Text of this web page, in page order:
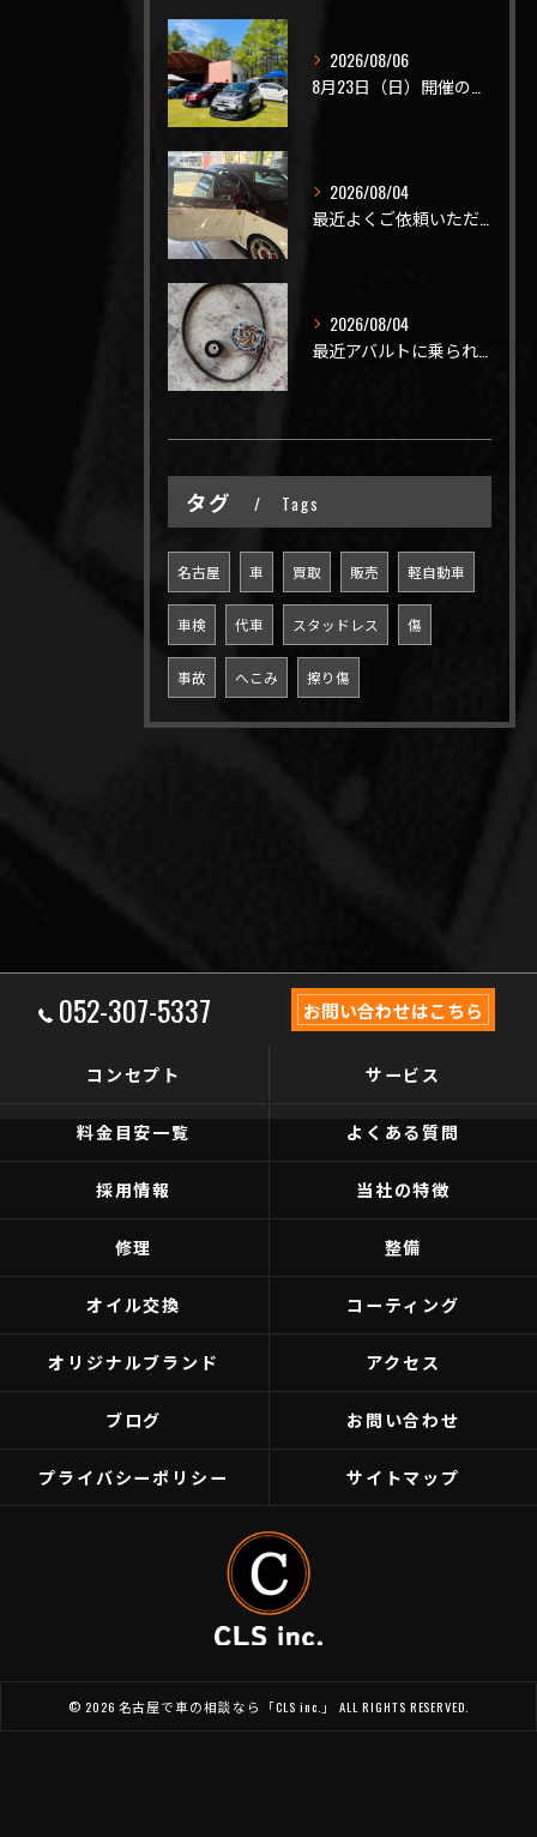
2026/08/06
2026/08/04
2026/08/04
タグ Tags
名古屋 車 買取 販売 軽自動車
車検 代車 スタッドレス 傷
事故 へこみ 擦り傷
052-307-5337 お問い合わせはこちら
コンセプト サービス
料金目安一覧 よくある質問
採用情報 当社の特徴
修理 整備
オイル交換 コーティング
オリジナルブランド アクセス
ブログ お問い合わせ
プライバシーポリシー サイトマップ
© 2026 名古屋で車の相談なら「CLS inc.」 ALL RIGHTS RESERVED.